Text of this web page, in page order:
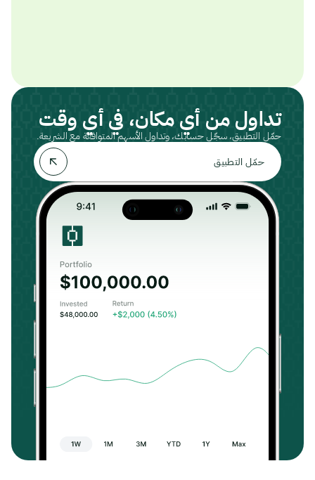
تداول من أي مكان، في أي وقت
حمّل التطبيق، سجّل حسابك، وتداول الأسهم المتوافقة مع الشريعة.
حمّل التطبيق